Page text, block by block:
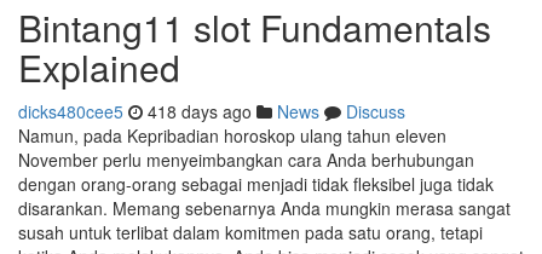
Bintang11 slot Fundamentals
Explained
dicks480cee5 418 days ago News
Discuss
Namun, pada Kepribadian horoskop ulang tahun eleven
November perlu menyeimbangkan cara Anda berhubungan
dengan orang-orang sebagai menjadi tidak fleksibel juga tidak
disarankan. Memang sebenarnya Anda mungkin merasa sangat
susah untuk terlibat dalam komitmen pada satu orang, tetapi